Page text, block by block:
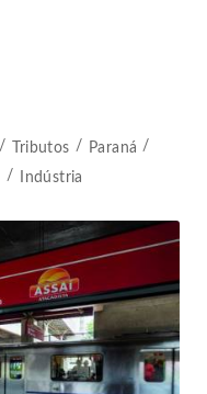
Tributos
Paraná
Indústria